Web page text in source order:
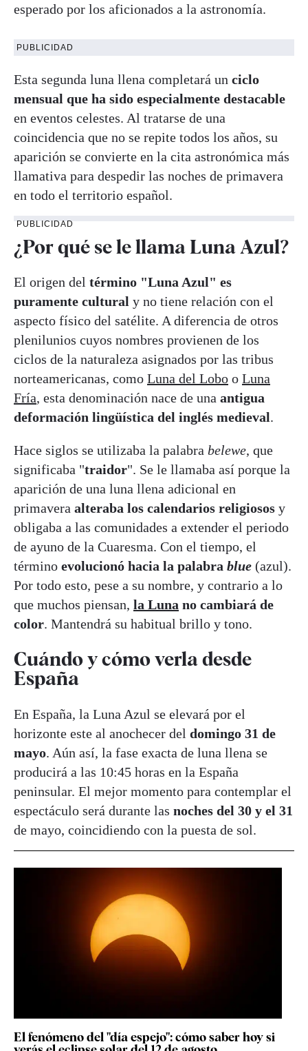
esperado por los aficionados a la astronomía.
PUBLICIDAD
Esta segunda luna llena completará un ciclo
mensual que ha sido especialmente destacable
en eventos celestes. Al tratarse de una
coincidencia que no se repite todos los años, su
aparición se convierte en la cita astronómica más
llamativa para despedir las noches de primavera
en todo el territorio español.
PUBLICIDAD
¿Por qué se le llama Luna Azul?
El origen del término "Luna Azul" es
puramente cultural y no tiene relación con el
aspecto físico del satélite. A diferencia de otros
plenilunios cuyos nombres provienen de los
ciclos de la naturaleza asignados por las tribus
norteamericanas, como Luna del Lobo o Luna
Fría, esta denominación nace de una antigua
deformación lingüística del inglés medieval.
Hace siglos se utilizaba la palabra belewe, que
significaba "traidor". Se le llamaba así porque la
aparición de una luna llena adicional en
primavera alteraba los calendarios religiosos y
obligaba a las comunidades a extender el periodo
de ayuno de la Cuaresma. Con el tiempo, el
término evolucionó hacia la palabra blue (azul).
Por todo esto, pese a su nombre, y contrario a lo
que muchos piensan, la Luna no cambiará de
color. Mantendrá su habitual brillo y tono.
Cuándo y cómo verla desde
España
En España, la Luna Azul se elevará por el
horizonte este al anochecer del domingo 31 de
mayo. Aún así, la fase exacta de luna llena se
producirá a las 10:45 horas en la España
peninsular. El mejor momento para contemplar el
espectáculo será durante las noches del 30 y el 31
de mayo, coincidiendo con la puesta de sol.
El fenómeno del "día espejo": cómo saber hoy si